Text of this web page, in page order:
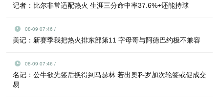
记者：比尔非常适配热火 生涯三分命中率37.6%+还能持球
08-09 07:46 /
美记：新赛季我把热火排东部第11 字母哥与阿德巴约极不兼容
08-09 07:46 /
名记：公牛欲先签后换得到马瑟林 若出奥科罗加次轮签或促成交
易